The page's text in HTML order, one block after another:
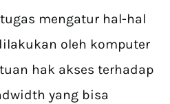
mengatur hal-hal
oleh komputer
hak akses terhadap
yang bisa